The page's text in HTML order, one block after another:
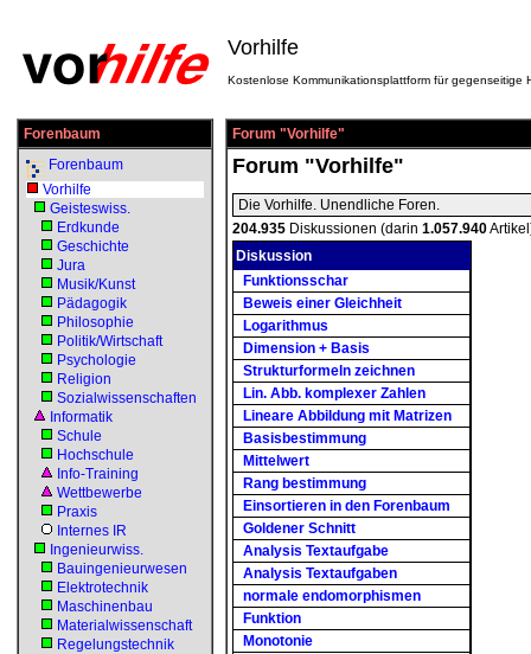
Vorhilfe
Kostenlose Kommunikationsplattform für gegenseitige
Forenbaum
Forenbaum
Vorhilfe
Geisteswiss.
Erdkunde
Geschichte
Jura
Musik/Kunst
Pädagogik
Philosophie
Politik/Wirtschaft
Psychologie
Religion
Sozialwissenschaften
Informatik
Schule
Hochschule
Info-Training
Wettbewerbe
Praxis
Internes IR
Ingenieurwiss.
Bauingenieurwesen
Elektrotechnik
Maschinenbau
Materialwissenschaft
Regelungstechnik
Forum "Vorhilfe"
Forum "Vorhilfe"
Die Vorhilfe. Unendliche Foren.
204.935 Diskussionen (darin 1.057.940
Diskussion
Funktionsschar
Beweis einer Gleichheit
Logarithmus
Dimension + Basis
Strukturformeln zeichnen
Lin. Abb. komplexer Zahlen
Lineare Abbildung mit Matrizen
Basisbestimmung
Mittelwert
Rang bestimmung
Einsortieren in den Forenbaum
Goldener Schnitt
Analysis Textaufgabe
Analysis Textaufgaben
normale endomorphismen
Funktion
Monotonie